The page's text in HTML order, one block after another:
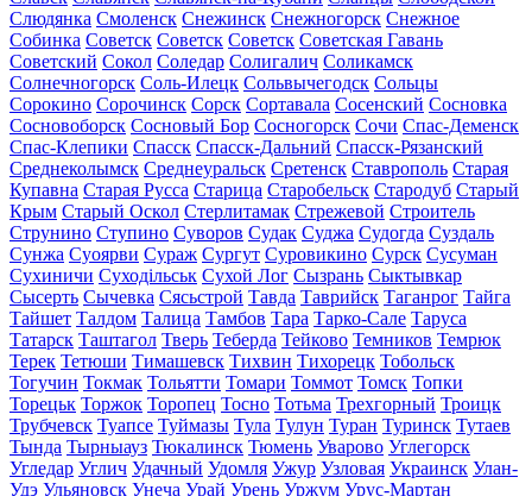
Слюдянка Смоленск Снежинск Снежногорск Снежное
Собинка Советск Советск Советск Советская Гавань
Советский Сокол Соледар Солигалич Соликамск
Солнечногорск Соль-Илецк Сольвычегодск Сольцы
Сорокино Сорочинск Сорск Сортавала Сосенский Сосновка
Сосновоборск Сосновый Бор Сосногорск Сочи Спас-Деменск
Спас-Клепики Спасск Спасск-Дальний Спасск-Рязанский
Среднеколымск Среднеуральск Сретенск Ставрополь Старая
Купавна Старая Русса Старица Старобельск Стародуб Старый
Крым Старый Оскол Стерлитамак Стрежевой Строитель
Струнино Ступино Суворов Судак Суджа Судогда Суздаль
Сунжа Суоярви Сураж Сургут Суровикино Сурск Сусуман
Сухиничи Суходільськ Сухой Лог Сызрань Сыктывкар
Сысерть Сычевка Сясьстрой Тавда Таврийск Таганрог Тайга
Тайшет Талдом Талица Тамбов Тара Тарко-Сале Таруса
Татарск Таштагол Тверь Теберда Тейково Темников Темрюк
Терек Тетюши Тимашевск Тихвин Тихорецк Тобольск
Тогучин Токмак Тольятти Томари Томмот Томск Топки
Торецьк Торжок Торопец Тосно Тотьма Трехгорный Троицк
Трубчевск Туапсе Туймазы Тула Тулун Туран Туринск Тутаев
Тында Тырныауз Тюкалинск Тюмень Уварово Углегорск
Угледар Углич Удачный Удомля Ужур Узловая Украинск Улан-
Удэ Ульяновск Унеча Урай Урень Уржум Урус-Мартан